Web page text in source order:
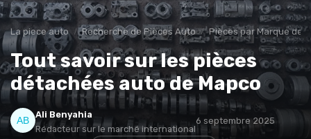
La piece auto Recherche de Pièces Auto Pièces par Marque de
Tout savoir sur les pièces
détachées auto de Mapco
Ali Benyahia
Rédacteur sur le marché international
6 septembre 2025